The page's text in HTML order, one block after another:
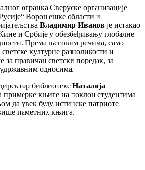
огранка Сверуске организације
Вороњешке области и
Владимир Иванов је истакао
и Србије у обезбеђивању глобалне
Према његовим речима, само
културне разноликости и
за правичан светски поредак, за
односима.
библиотеке Наталија
примерке књиге на поклон студентима
да увек буду истинске патриоте
паметних књига.